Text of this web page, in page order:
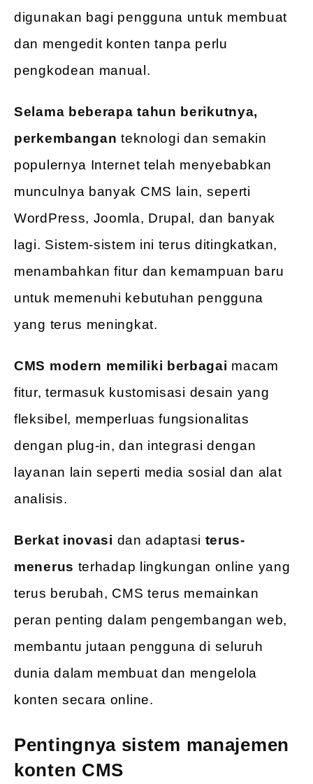
digunakan bagi pengguna untuk membuat
dan mengedit konten tanpa perlu
pengkodean manual.
Selama beberapa tahun berikutnya,
perkembanganteknologi dan semakin
populernya Internet telah menyebabkan
munculnya banyak CMS lain, seperti
WordPress, Joomla, Drupal, dan banyak
lagi. Sistem-sistem ini terus ditingkatkan,
menambahkan fitur dan kemampuan baru
untuk memenuhi kebutuhan pengguna
yang terus meningkat.
CMS modern memiliki berbagai macam
fitur, termasuk kustomisasi desain yang
fleksibel, memperluas fungsionalitas
dengan plug-in, dan integrasi dengan
layanan lain seperti media sosial dan alat
analisis.
Berkat inovasi dan adaptasi terus-
menerus terhadap lingkungan online yang
terus berubah, CMS terus memainkan
peran penting dalam pengembangan web,
membantu jutaan pengguna di seluruh
dunia dalam membuat dan mengelola
konten secara online.
Pentingnya sistem manajemen
konten CMS